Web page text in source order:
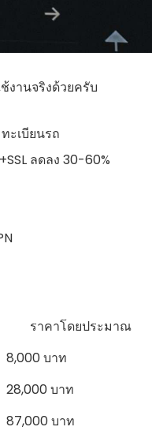
งานจริงด้วยครับ
ะเบียนรถ
ลดลง 30-60%
ราคาโดยประมาณ
8,000 บาท
28,000 บาท
87,000 บาท